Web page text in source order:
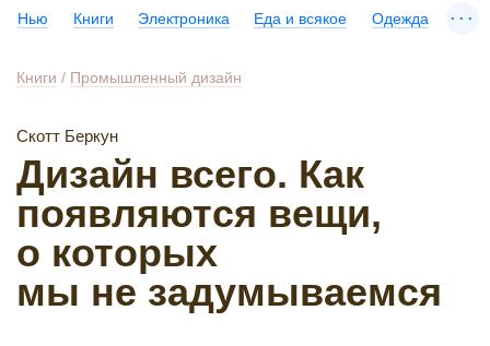
Нью Книги Электроника Еда и всякое Одежда ...
Книги / Промышленный дизайн
Скотт Беркун
Дизайн всего. Как
появляются вещи,
о которых
мы не задумываемся